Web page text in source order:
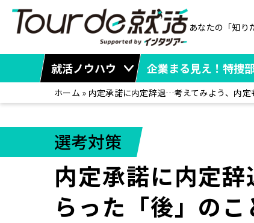
あなたの「知り
就活ノウハウ 企業まる見え！特捜
ホーム » 内定承諾に内定辞退…考えてみよう、内定
選考対策
内定承諾に内定
らった「後」のこ